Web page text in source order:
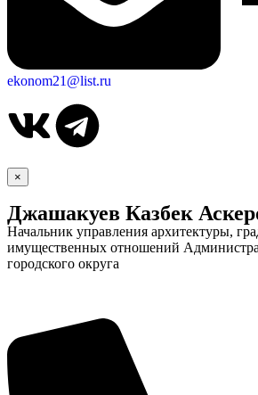
Дума
ekonom21@list.ru
×
Джашакуев Казбек
Начальник управления архитектуры,
имущественных отношений
городского округа